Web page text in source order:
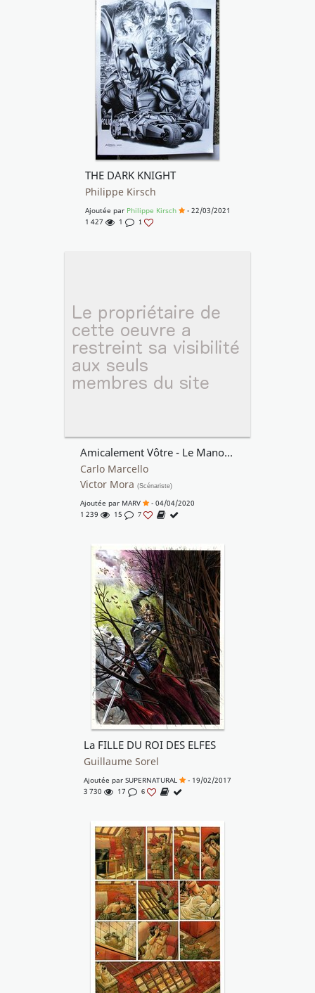
THE DARK KNIGHT
Philippe Kirsch
Ajoutée par Philippe Kirsch
- 22/03/2021
1 427
1 1
Amicalement Vôtre - Le Manoir de la Peur - Pif Gadget #323
Carlo Marcello
Victor Mora (Scénariste)
Ajoutée par MARV
- 04/04/2020
1 239
15 7
La FILLE DU ROI DES ELFES
Guillaume Sorel
Ajoutée par SUPERNATURAL
- 19/02/2017
3 730
17 6